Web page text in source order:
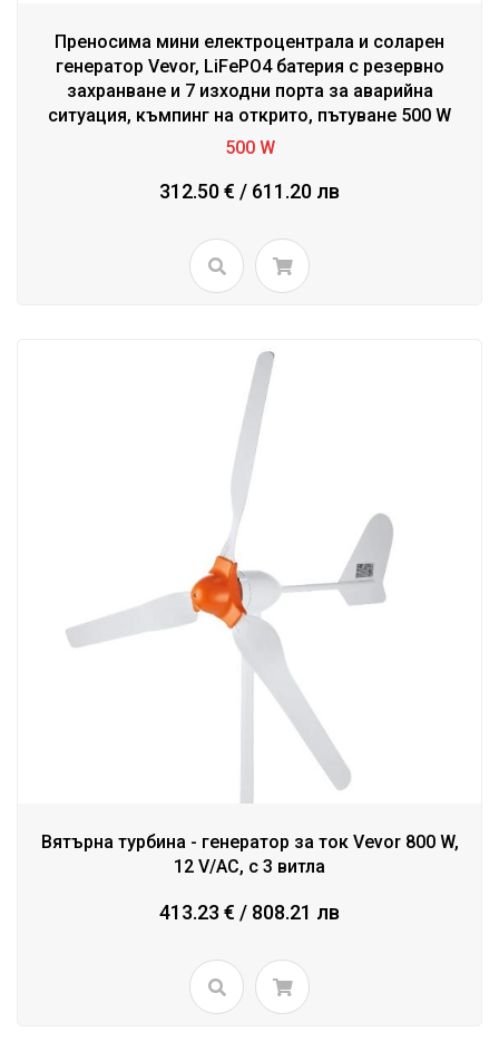
Преносима мини електроцентрала и соларен
генератор Vevor, LiFePO4 батерия с резервно
захранване и 7 изходни порта за аварийна
ситуация, къмпинг на открито, пътуване 500 W
500 W
312.50 € / 611.20 лв
Вятърна турбина - генератор за ток Vevor 800 W,
12 V/AC, с 3 витла
413.23 € / 808.21 лв